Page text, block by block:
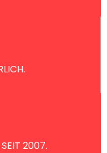
2007.